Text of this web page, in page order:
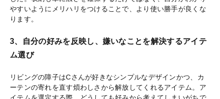
やすいようにメリハリをつけることで、より使い勝手が良くな
ります。
3、自分の好みを反映し、嫌いなことを解決するアイテ
ム選び
リビングの障子はCさんが好きなシンプルなデザインかつ、カ
ーテンの寄れを直す煩わしさから解放してくれるアイテム。ア
イテムを選定する際、どうしても好みから考えてしまいがちで